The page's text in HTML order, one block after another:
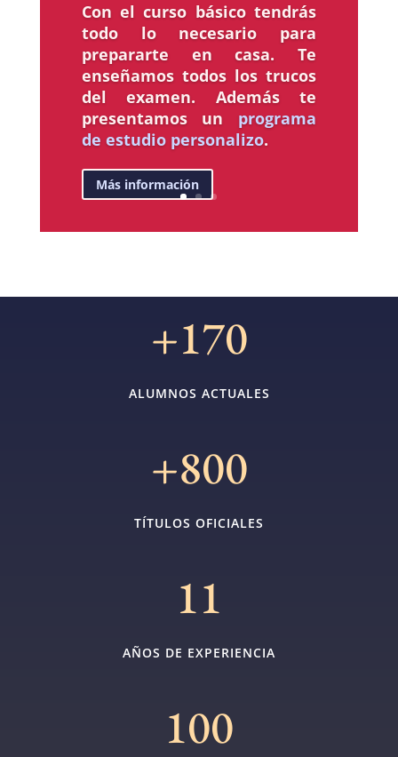
Con el curso básico tendrás
todo lo necesario para
prepararte en casa. Te
enseñamos todos los trucos
del examen. Además te
presentamos un programa
de estudio personalizo.
Más información
+170
ALUMNOS ACTUALES
+800
TÍTULOS OFICIALES
11
AÑOS DE EXPERIENCIA
100